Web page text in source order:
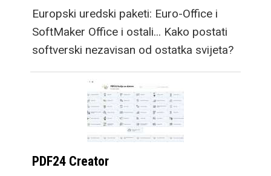
Europski uredski paketi: Euro-Office i
SoftMaker Office i ostali... Kako postati
softverski nezavisan od ostatka svijeta?
PDF24 Creator